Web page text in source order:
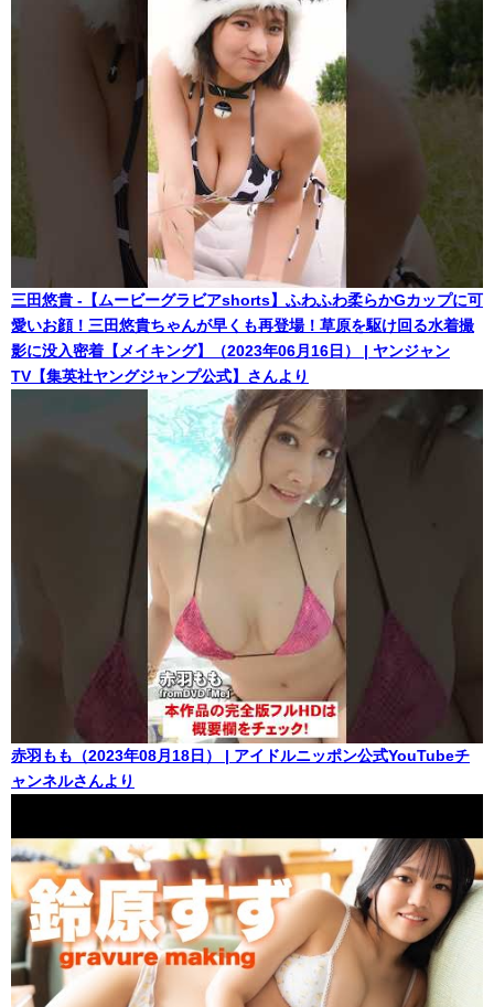
三田悠貴 -【ムービーグラビアshorts】ふわふわ柔らかGカップに可
愛いお顔！三田悠貴ちゃんが早くも再登場！草原を駆け回る水着撮
影に没入密着【メイキング】（2023年06月16日） | ヤンジャン
TV【集英社ヤングジャンプ公式】さんより
赤羽もも（2023年08月18日） | アイドルニッポン公式YouTubeチ
ャンネルさんより